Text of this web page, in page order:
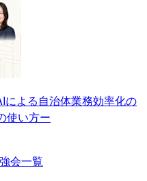
による自治体業務効率化の
使い方ー
会一覧